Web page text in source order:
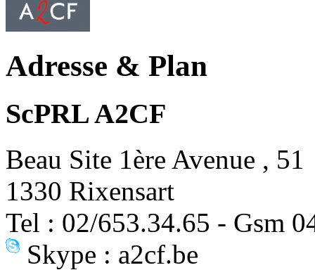
Adresse & Plan
ScPRL A2CF
Beau Site 1ère Avenue , 51
1330 Rixensart
Tel : 02/653.34.65 - Gsm
Skype : a2cf.be